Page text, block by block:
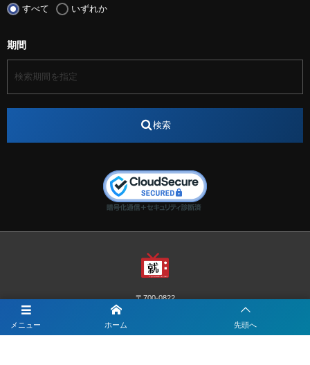
メニュー ホーム 先頭へ
LUGZ ENTERTAINMENT
アナウンサー
エスタカヤ電子工業
オンライン カイタック
キーエンス流性弱説経営 キーエンス解剖
セレクトショップ
ナカシマプロペラ ナカシマプロペラ株式会社
ノートルダム ノートルダム清心
すべて いずれか
期間
検索
〒700-0822
岡山市北区表町1-10-34山陽ビル2階
Y&I Communication.LABO